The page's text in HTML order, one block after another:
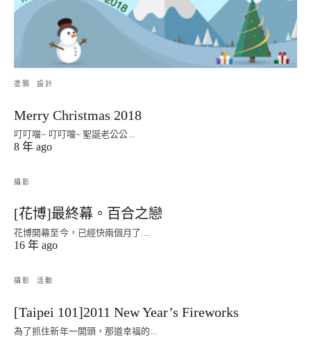
塗鴉 設計
Merry Christmas 2018
叮叮噹~ 叮叮噹~ 聖誕老公公...
8 年 ago
攝影
[花博]最終幕。百合之戀
花博開幕至今，已經快兩個月了....
16 年 ago
攝影 活動
[Taipei 101]2011 New Year’s Fireworks
為了抓住新年一開頭，那道幸福的...